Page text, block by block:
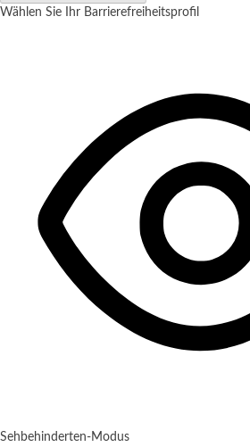
Wählen Sie Ihr Barrierefreiheitsprofil
Sehbehinderten-Modus